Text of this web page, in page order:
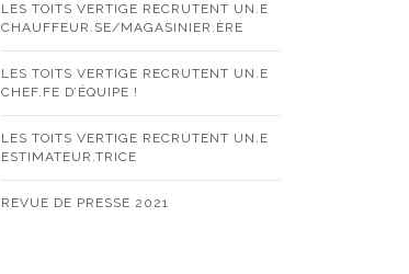
LES TOITS VERTIGE RECRUTENT UN.E
CHAUFFEUR.SE/MAGASINIER.ÈRE
LES TOITS VERTIGE RECRUTENT UN.E
CHEF.FE D’ÉQUIPE !
LES TOITS VERTIGE RECRUTENT UN.E
ESTIMATEUR.TRICE
REVUE DE PRESSE 2021